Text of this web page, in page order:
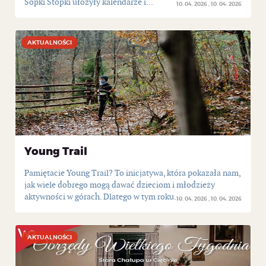
10. 04. 2026 10. 04. 2026
Sopki Stopki ułożyły kalendarze i...
Young Trail
AKTUALNOŚCI
10. 04. 2026 10. 04. 2026
Pamiętacie Young Trail? To inicjatywa, która pokazała nam,
jak wiele dobrego mogą dawać dzieciom i młodzieży
aktywności w górach. Dlatego w tym roku...
AKTUALNOŚCI
AKTUALNOŚCI
AKTUALNOŚCI